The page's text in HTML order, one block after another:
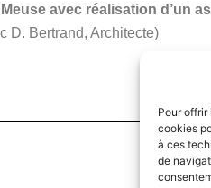
Pour
cookies
à ces
de
avec réalisation d’un
D. Bertrand, Architecte)